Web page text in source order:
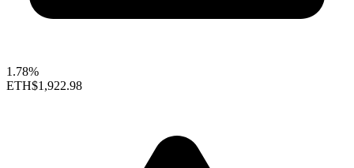
1.78%
ETH$1,922.98